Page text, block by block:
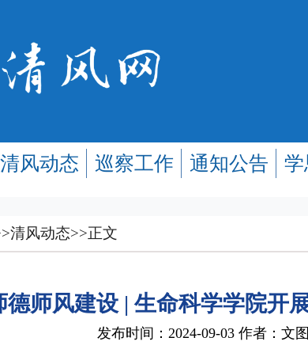
清风动态 巡察工作 通知公告 学
清风动态>>正文
德师风建设 | 生命科学学院开
发布时间：2024-09-03 作者：文